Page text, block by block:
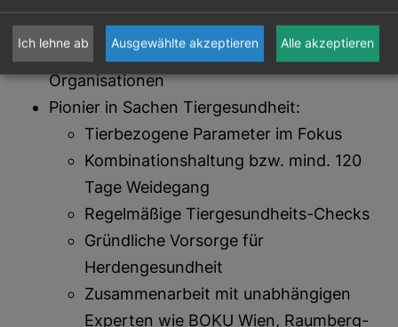
Ausbildung unserer Nachwuchskräfte
Unterstützung ausgewählter sozialer
Organisationen
Pionier in Sachen Tiergesundheit:
Tierbezogene Parameter im Fokus
Kombinationshaltung bzw. mind. 120
Tage Weidegang
Regelmäßige Tiergesundheits-Checks
Gründliche Vorsorge für
Herdengesundheit
Zusammenarbeit mit unabhängigen
Experten wie BOKU Wien, Raumberg-
Ich lehne ab Ausgewählte akzeptieren Alle akzeptieren